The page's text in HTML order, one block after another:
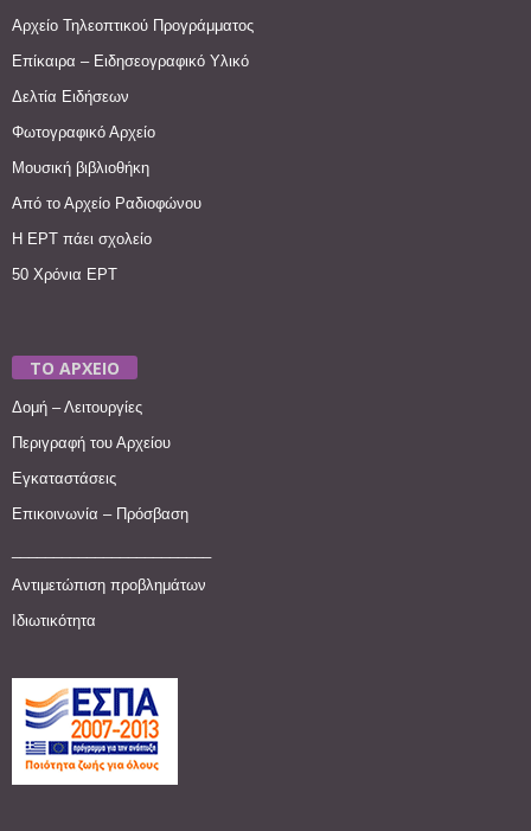
Αρχείο Τηλεοπτικού Προγράμματος
Επίκαιρα – Ειδησεογραφικό Υλικό
Δελτία Ειδήσεων
Φωτογραφικό Αρχείο
Μουσική βιβλιοθήκη
Από το Αρχείο Ραδιοφώνου
Η ΕΡΤ πάει σχολείο
50 Χρόνια ΕΡΤ
ΤΟ ΑΡΧΕΙΟ
Δομή – Λειτουργίες
Περιγραφή του Αρχείου
Εγκαταστάσεις
Επικοινωνία – Πρόσβαση
Αντιμετώπιση προβλημάτων
Ιδιωτικότητα